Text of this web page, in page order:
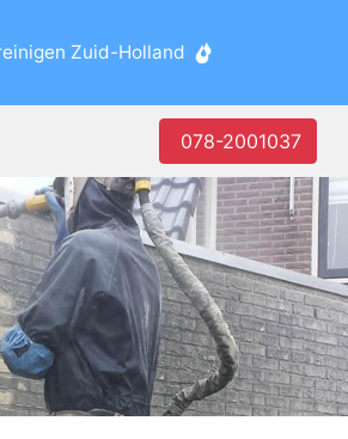
Zuid-Holland
078-2001037